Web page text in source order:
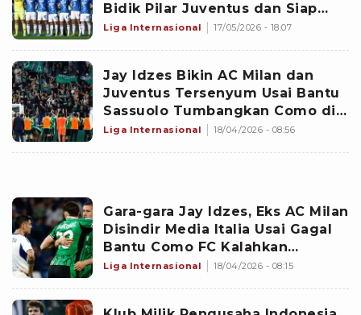
Bidik Pilar Juventus dan Siap
Jorjoran di Bursa Transfer
Liga Internasional 17/05/2026 - 18:07
Jay Idzes Bikin AC Milan dan
Juventus Tersenyum Usai Bantu
Sassuolo Tumbangkan Como di
Liga Italia, Ini Penyebabnya
Liga Internasional 18/04/2026 - 08:56
Gara-gara Jay Idzes, Eks AC Milan
Disindir Media Italia Usai Gagal
Bantu Como FC Kalahkan
Sassuolo
Liga Internasional 18/04/2026 - 08:15